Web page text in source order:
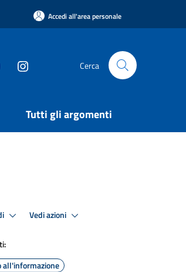
Accedi all'area personale
Cerca
Tutti gli argomenti
Vedi azioni
all'informazione